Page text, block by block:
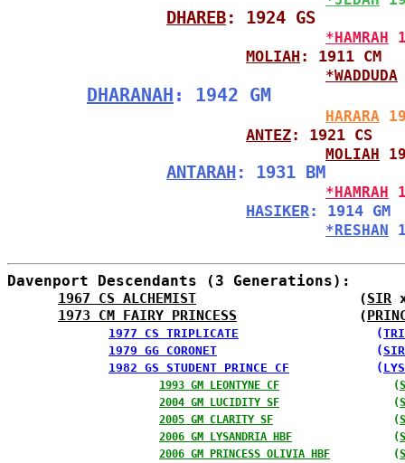
DHAREB: 1924 GS
*HAMRAH
MOLIAH: 1911 CM
*WADDUDA
DHARANAH : 1942 GM
HARARA
ANTEZ: 1921 CS
MOLIAH
ANTARAH: 1931 BM
*HAMRAH
HASIKER: 1914 GM
*RESHAN
Davenport Descendants (3 Generations):
1967 CS ALCHEMIST
                    (
SIR
1973 CM FAIRY PRINCESS
               (
1977 CS TRIPLICATE
                   (
1979 GG CORONET
                      (
SIR
1982 GS STUDENT PRINCE CF
            (
1993 GM LEONTYNE CF
                  (
2004 GM LUCIDITY SF
                  (
2005 GM CLARITY SF
                   (
2006 GM LYSANDRIA HBF
                (
2006 GM PRINCESS OLIVIA HBF
          (